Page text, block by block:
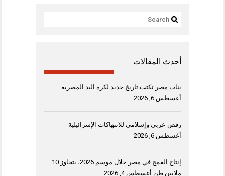
أحدث المقالات
بنات مصر تكتب تاريخ جديد لكرة اليد المصرية
أغسطس 6, 2026
رفض عربي وإسلامي للانتهاكات الإسرائيلية
أغسطس 6, 2026
إنتاج القمح في مصر خلال موسم 2026، يتجاوز 10
ملايين طن أغسطس 4, 2026